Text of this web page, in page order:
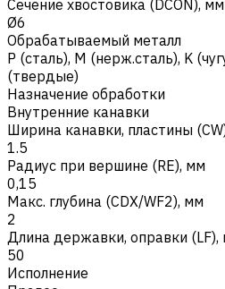
Сечение хвостовика (DCON), мм
Ø6
Обрабатываемый металл
Р (сталь), M (нерж.сталь), K
(твердые)
Назначение обработки
Внутренние канавки
Ширина канавки, пластины
1.5
Радиус при вершине (RE), мм
0,15
Макс. глубина (CDX/WF2), мм
2
Длина державки, оправки (LF),
50
Исполнение